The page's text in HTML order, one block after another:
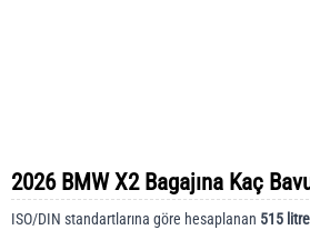
2026 BMW X2 Bagajına Kaç
ISO/DIN standartlarına göre hesaplanan 515